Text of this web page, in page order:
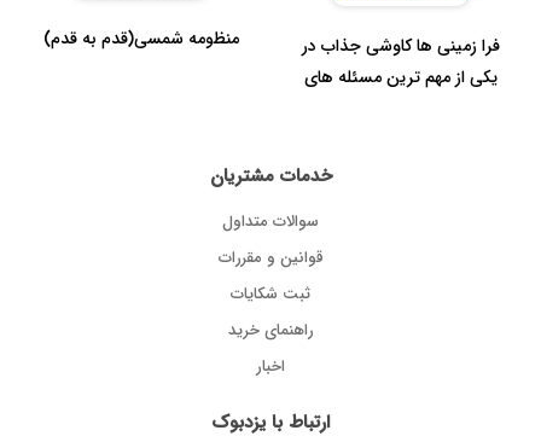
فرا زمینی ها کاوشی جذاب در
یکی از مهم ترین مسئله های
منظومه شمسی(قدم به قدم)
خدمات مشتریان
سوالات متداول
قوانین و مقررات
ثبت شکایات
راهنمای خرید
اخبار
ارتباط با یزدبوک